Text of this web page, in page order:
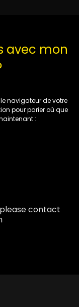
avec mon
navigateur de votre
pour parier où que
:
contact